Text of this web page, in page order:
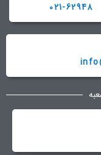
021-62948